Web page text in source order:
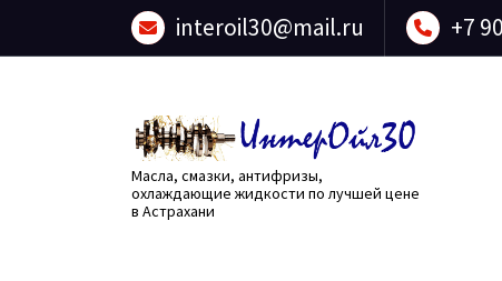
interoil30@mail.ru +7
Масла, смазки, антифризы,
охлаждающие жидкости по лучшей цене
в Астрахани